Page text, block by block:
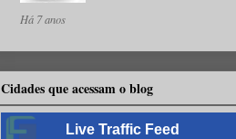
Há 7 anos
Cidades que acessam o blog
Live Traffic Feed